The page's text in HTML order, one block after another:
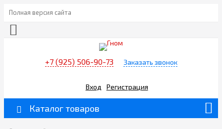
Полная версия сайта
+7 (925) 506-90-73 Заказать звонок
Вход Регистрация
Каталог товаров